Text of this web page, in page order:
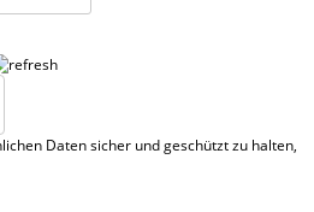
Daten sicher und geschützt zu halten,